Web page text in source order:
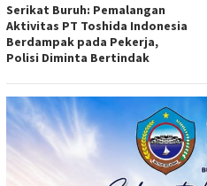
Serikat Buruh: Pemalangan
Aktivitas PT Toshida Indonesia
Berdampak pada Pekerja,
Polisi Diminta Bertindak